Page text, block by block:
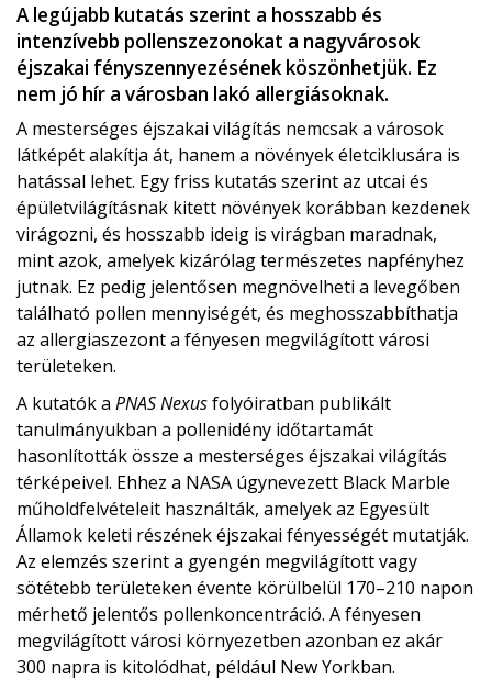
A legújabb kutatás szerint a hosszabb és
intenzívebb pollenszezonokat a nagyvárosok
éjszakai fényszennyezésének köszönhetjük. Ez
nem jó hír a városban lakó allergiásoknak.
A mesterséges éjszakai világítás nemcsak a városok
látképét alakítja át, hanem a növények életciklusára is
hatással lehet. Egy friss kutatás szerint az utcai és
épületvilágításnak kitett növények korábban kezdenek
virágozni, és hosszabb ideig is virágban maradnak,
mint azok, amelyek kizárólag természetes napfényhez
jutnak. Ez pedig jelentősen megnövelheti a levegőben
található pollen mennyiségét, és meghosszabbíthatja
az allergiaszezont a fényesen megvilágított városi
területeken.
A kutatók a PNAS Nexusfolyóiratban publikált
tanulmányukban a pollenidény időtartamát
hasonlították össze a mesterséges éjszakai világítás
térképeivel. Ehhez a NASA úgynevezett Black Marble
műholdfelvételeit használták, amelyek az Egyesült
Államok keleti részének éjszakai fényességét mutatják.
Az elemzés szerint a gyengén megvilágított vagy
sötétebb területeken évente körülbelül 170–210 napon
mérhető jelentős pollenkoncentráció. A fényesen
megvilágított városi környezetben azonban ez akár
300 napra is kitolódhat, például New Yorkban.